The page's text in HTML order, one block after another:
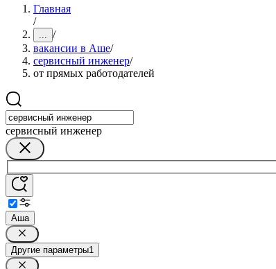
Главная
/
... /
вакансии в Аше/
сервисный инженер/
от прямых работодателей
сервисный инженер
Аша
Другие параметры1